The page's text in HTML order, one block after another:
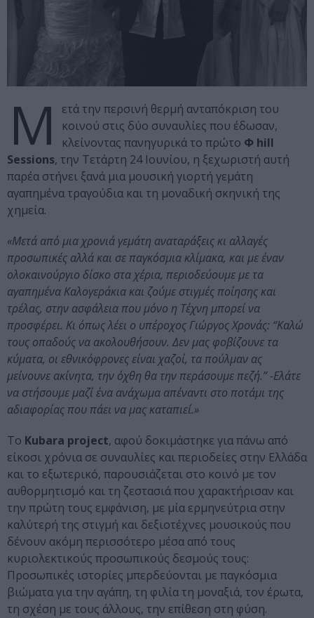
Μ
ετά την περσινή θερμή ανταπόκριση του
κοινού στις δύο συναυλίες που έδωσαν,
κλείνοντας πανηγυρικά το πρώτο Φ hill
Sessions, την Τετάρτη 24 Ιουνίου, η ξεχωριστή αυτή
παρέα στήνει ξανά μια μουσική γιορτή γεμάτη
αγαπημένα τραγούδια και τη μοναδική σκηνική της
χημεία.
«Μετά από μια χρονιά γεμάτη αναταράξεις κι αλλαγές
προσωπικές αλλά και σε παγκόσμια κλίμακα, και με έναν
ολοκαινούργιο δίσκο στα χέρια, περιοδεύουμε με τα
αγαπημένα Καλογεράκια και ζούμε στιγμές ποίησης και
τρέλας, στην ασφάλεια που μόνο η Τέχνη μπορεί να
προσφέρει. Κι όπως λέει ο υπέροχος Γιώργος Χρονάς: “Καλώ
τους οπαδούς να ακολουθήσουν. Δεν μας φοβίζουνε τα
κύματα, οι εθνικόφρονες είναι χαζοί, τα πούλμαν ας
μείνουνε ακίνητα, την όχθη θα την περάσουμε πεζή.” -Ελάτε
να στήσουμε μαζί ένα ανάχωμα απέναντι στο ποτάμι της
αδιαφορίας που πάει να μας καταπιεί.»
Το Kubara project, αφού δοκιμάστηκε για πάνω από
είκοσι χρόνια σε συναυλίες και περιοδείες στην Ελλάδα
και το εξωτερικό, παρουσιάζεται στο κοινό με τον
αυθορμητισμό και τη ζεστασιά που χαρακτήρισαν και
την πρώτη τους εμφάνιση, με μία ερμηνεύτρια στην
καλύτερή της στιγμή και δεξιοτέχνες μουσικούς που
δένουν ακόμη περισσότερο μέσα από τους
κυριολεκτικούς προσωπικούς δεσμούς τους:
Προσωπικές ιστορίες μπερδεύονται με παγκόσμια
βιώματα για την αγάπη, τη φιλία τη μοναξιά, τον έρωτα,
τη σχέση με τους άλλους, την επίθεση στη φύση.